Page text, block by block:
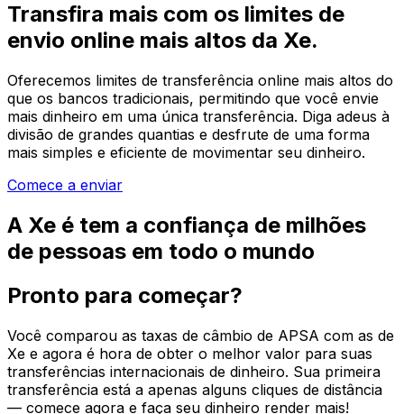
Transfira mais com os limites de
envio online mais altos da Xe.
Oferecemos limites de transferência online mais altos do
que os bancos tradicionais, permitindo que você envie
mais dinheiro em uma única transferência. Diga adeus à
divisão de grandes quantias e desfrute de uma forma
mais simples e eficiente de movimentar seu dinheiro.
Comece a enviar
A Xe é tem a confiança de milhões
de pessoas em todo o mundo
Pronto para começar?
Você comparou as taxas de câmbio de APSA com as de
Xe e agora é hora de obter o melhor valor para suas
transferências internacionais de dinheiro. Sua primeira
transferência está a apenas alguns cliques de distância
— comece agora e faça seu dinheiro render mais!